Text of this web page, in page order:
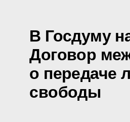
В Госдуму
Договор
о передаче
свободы